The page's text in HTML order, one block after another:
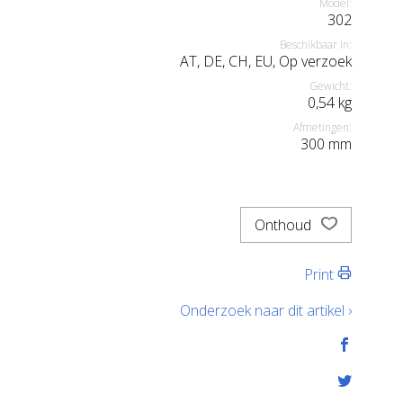
Model:
302
Beschikbaar in:
AT, DE, CH, EU, Op verzoek
Gewicht:
0,54 kg
Afmetingen:
300 mm
Onthoud
Print
Onderzoek naar dit artikel ›